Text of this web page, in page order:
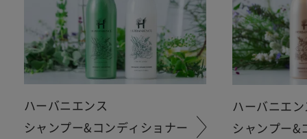
ハーバニエンス
シャンプー&コンディショナー
ハーバニエ
シャンプー&